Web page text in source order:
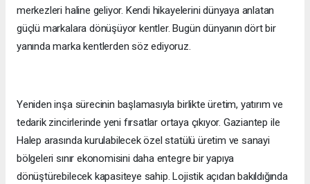
merkezleri haline geliyor. Kendi hikayelerini dünyaya anlatan
güçlü markalara dönüşüyor kentler. Bugün dünyanın dört bir
yanında marka kentlerden söz ediyoruz.
Yeniden inşa sürecinin başlamasıyla birlikte üretim, yatırım ve
tedarik zincirlerinde yeni fırsatlar ortaya çıkıyor. Gaziantep ile
Halep arasında kurulabilecek özel statülü üretim ve sanayi
bölgeleri sınır ekonomisini daha entegre bir yapıya
dönüştürebilecek kapasiteye sahip. Lojistik açıdan bakıldığında